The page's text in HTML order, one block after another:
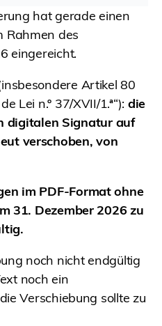
hat gerade einen
Rahmen des
eingereicht.
Artikel 80
Lei n.º 37/XVII/1.ª“): die
digitalen Signatur auf
verschoben, von
im PDF-Format ohne
31. Dezember 2026 zu
noch nicht endgültig
noch ein
Verschiebung sollte zu